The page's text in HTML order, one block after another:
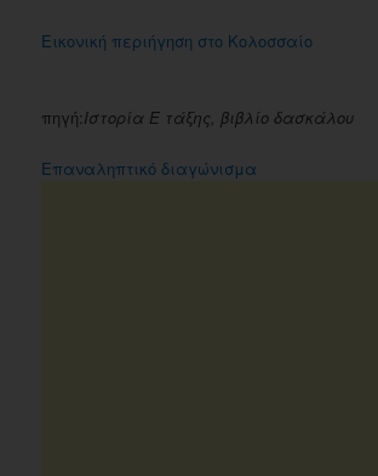
Εικονική περιήγηση στο Κολοσσαίο
πηγή:Ιστορία Ε τάξης, βιβλίο δασκάλου
Επαναληπτικό διαγώνισμα